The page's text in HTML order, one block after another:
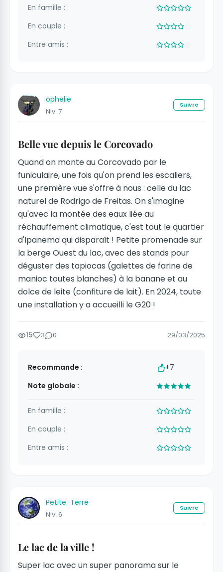
En famille :
En couple :
Entre amis :
ophelie
Niv. 7
Suivre
Belle vue depuis le Corcovado
Quand on monte au Corcovado par le
funiculaire, une fois qu'on prend les escaliers,
une première vue s'offre à nous : celle du lac
naturel de Rodrigo de Freitas. On s'imagine
qu'avec la montée des eaux liée au
réchauffement climatique, c'est tout le quartier
d'Ipanema qui disparaît ! Petite promenade sur
la berge Ouest du lac, avec des stands pour
déguster des tapiocas (galettes de farine de
manioc toutes blanches) à la banane et au
dolce de leite (confiture de lait). En 2024, toute
une installation y a accueilli le G20 !
15 3 0 29/03/2025
Recommande :
+7
Note globale :
En famille :
En couple :
Entre amis :
Petite-Terre
Niv. 6
Suivre
Le lac de la ville !
Super lac avec un super panorama sur le